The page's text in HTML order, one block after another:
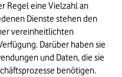
Regel eine Vielzahl an
Dienste stehen den
vereinheitlichten
Darüber haben sie
und Daten, die sie
benötigen.